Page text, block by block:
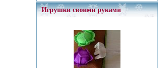
Игрушки своими руками